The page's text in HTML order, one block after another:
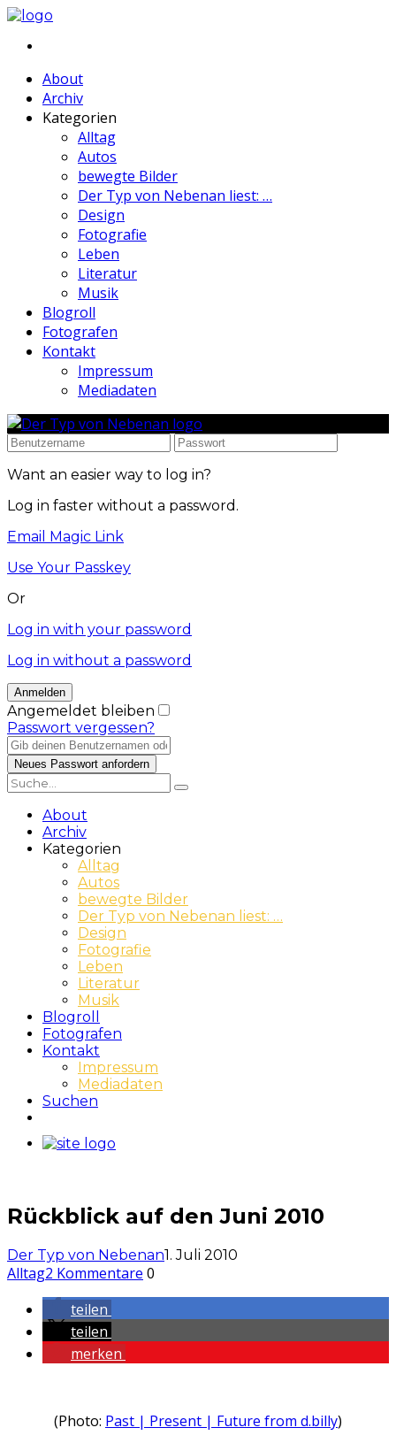
About
Archiv
Kategorien
Alltag
Autos
bewegte Bilder
Der Typ von Nebenan liest: …
Design
Fotografie
Leben
Literatur
Musik
Blogroll
Fotografen
Kontakt
Impressum
Mediadaten
Want an easier way to log in?
Log in faster without a password.
Email Magic Link
Use Your Passkey
Or
Log in with your password
Log in without a password
Angemeldet bleiben
Passwort vergessen?
About
Archiv
Kategorien
Alltag
Autos
bewegte Bilder
Der Typ von Nebenan liest: …
Design
Fotografie
Leben
Literatur
Musik
Blogroll
Fotografen
Kontakt
Impressum
Mediadaten
Suchen
Rückblick auf den Juni 2010
Der Typ von Nebenan1. Juli 2010
Alltag2 Kommentare 0
teilen
teilen
merken
(Photo: Past | Present | Future from d.billy)